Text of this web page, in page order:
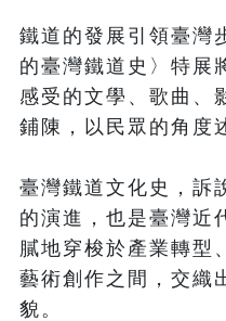
鐵道的發展引領臺灣
的臺灣鐵道史〉特展
感受的文學、歌曲、
鋪陳，以民眾的角度
臺灣鐵道文化史，訴
的演進，也是臺灣近
膩地穿梭於產業轉型
藝術創作之間，交織
貌。